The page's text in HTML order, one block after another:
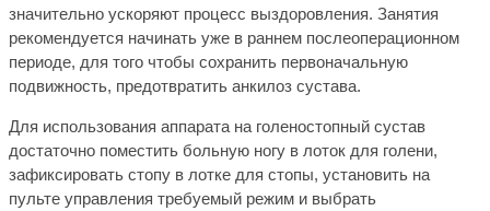
значительно ускоряют процесс выздоровления. Занятия
рекомендуется начинать уже в раннем послеоперационном
периоде, для того чтобы сохранить первоначальную
подвижность, предотвратить анкилоз сустава.
Для использования аппарата на голеностопный сустав
достаточно поместить больную ногу в лоток для голени,
зафиксировать стопу в лотке для стопы, установить на
пульте управления требуемый режим и выбрать